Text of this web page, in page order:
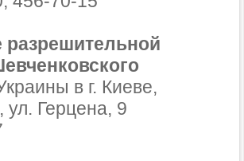
разрешительной
в г. Киеве,
ул. Герцена, 9